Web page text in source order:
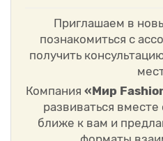
Приглашаем в
познакомиться с
получить
Компания «Мир
развиваться
ближе к вам и